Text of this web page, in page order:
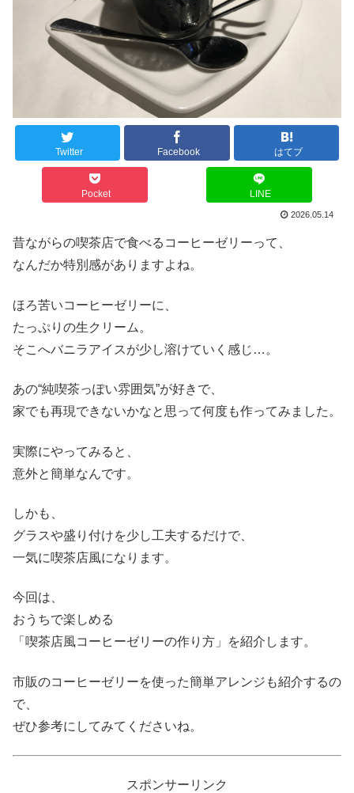
Twitter Facebook はてブ
Pocket LINE
2026.05.14
昔ながらの喫茶店で食べるコーヒーゼリーって、
なんだか特別感がありますよね。
ほろ苦いコーヒーゼリーに、
たっぷりの生クリーム。
そこへバニラアイスが少し溶けていく感じ…。
あの“純喫茶っぽい雰囲気”が好きで、
家でも再現できないかなと思って何度も作ってみました。
実際にやってみると、
意外と簡単なんです。
しかも、
グラスや盛り付けを少し工夫するだけで、
一気に喫茶店風になります。
今回は、
おうちで楽しめる
「喫茶店風コーヒーゼリーの作り方」を紹介します。
市販のコーヒーゼリーを使った簡単アレンジも紹介するの
で、
ぜひ参考にしてみてくださいね。
スポンサーリンク